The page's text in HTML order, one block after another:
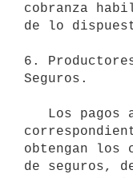
cobranza
de lo
6.
Seguros.
obtengan los
de seguros,